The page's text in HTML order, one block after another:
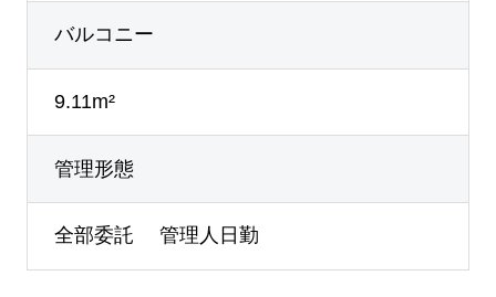
バルコニー
9.11m²
管理形態
全部委託 管理人日勤